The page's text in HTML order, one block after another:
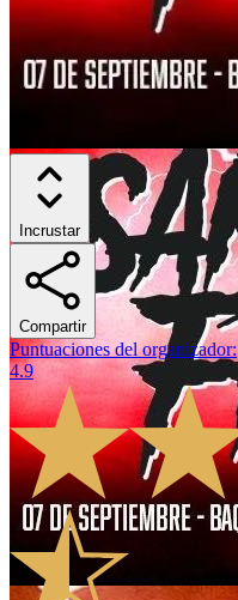
Incrustar
Compartir
Puntuaciones del organizador:
4.9